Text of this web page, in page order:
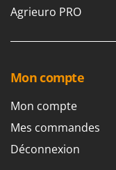
Agrieuro PRO
Mon compte
Mon compte
Mes commandes
Déconnexion